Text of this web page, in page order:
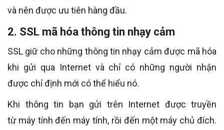
và nên được ưu tiên hàng đầu.
2. SSL mã hóa thông tin nhạy cảm
SSL giữ cho những thông tin nhạy cảm được mã hóa
khi gửi qua Internet và chỉ có những người nhận
được chỉ định mới có thể hiểu nó.
Khi thông tin bạn gửi trên Internet được truyền
từ máy tính đến máy tính, rồi đến một máy chủ đích.